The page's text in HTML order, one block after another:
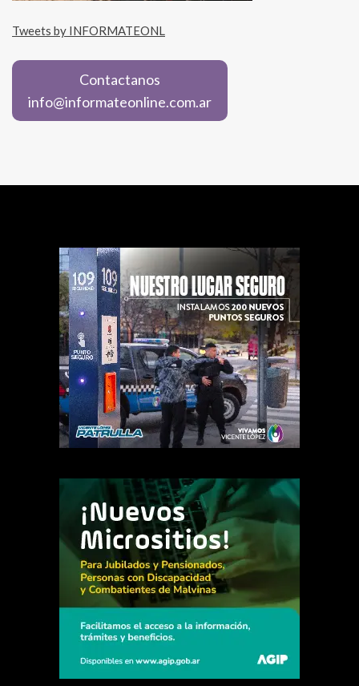
Tweets by INFORMATEONL
Contactanos
info@informateonline.com.ar